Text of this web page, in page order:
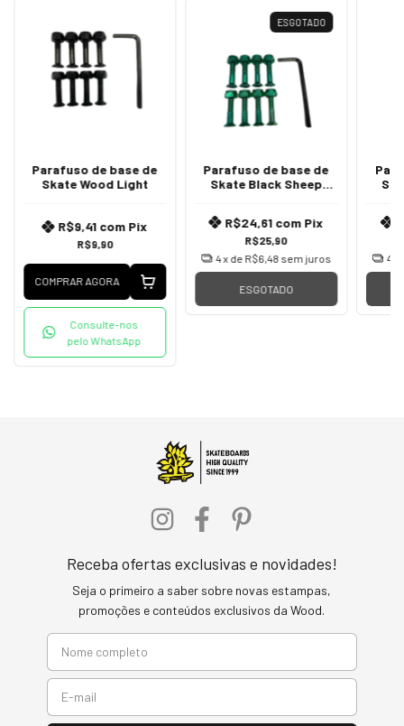
Parafuso de base de
Skate Wood Light
R$9,90
R$9,41 com Pix
COMPRAR AGORA
Consulte-nos
pelo WhatsApp
ESGOTADO
Parafuso de base de
Skate Black Sheep
R$25,90
R$24,61 com Pix
4x de R$6,48 sem juros
ESGOTADO
4
Receba ofertas exclusivas e novidades!
Seja o primeiro a saber sobre novas estampas,
promoções e conteúdos exclusivos da Wood.